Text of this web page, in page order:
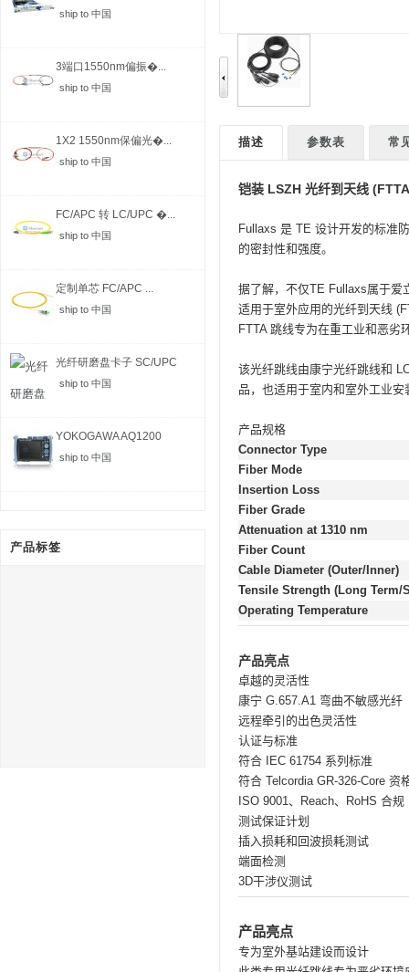
ship to 中国
3端口1550nm偏振�...
ship to 中国
1X2 1550nm保偏光�...
ship to 中国
FC/APC 转 LC/UPC �...
ship to 中国
定制单芯 FC/APC ...
ship to 中国
光纤研磨盘卡子 SC/UPC
ship to 中国
YOKOGAWA AQ1200
MFT-...
ship to 中国
产品标签
描述 参数表 常
铠装 LSZH 光纤到天线
Fullaxs 是 TE 设计开发的标准
的密封性和强度。
据了解，不仅TE Fullaxs属于爱
适用于室外应用的光纤到天线
FTTA 跳线专为在重工业和恶劣
该光纤跳线由康宁光纤跳线和
品，也适用于室内和室外工业安
产品规格
Connector Type
Fiber Mode
Insertion Loss
Fiber Grade
Attenuation at 1310 nm
Fiber Count
Cable Diameter (Outer/Inner)
Tensile Strength (Long Term/
Operating Temperature
产品亮点
卓越的灵活性
康宁 G.657.A1 弯曲不敏感光纤
远程牵引的出色灵活性
认证与标准
符合 IEC 61754 系列标准
符合 Telcordia GR-326-Core 资
ISO 9001、Reach、RoHS 合规
测试保证计划
插入损耗和回波损耗测试
端面检测
3D干涉仪测试
产品亮点
专为室外基站建设而设计